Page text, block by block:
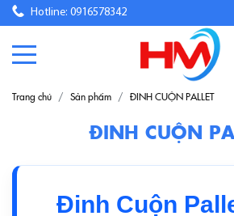
Hotline: 0916578342
Trang chủ Sản phẩm ĐINH CUỘN PALLET
ĐINH CUỘN
Đinh Cuộn